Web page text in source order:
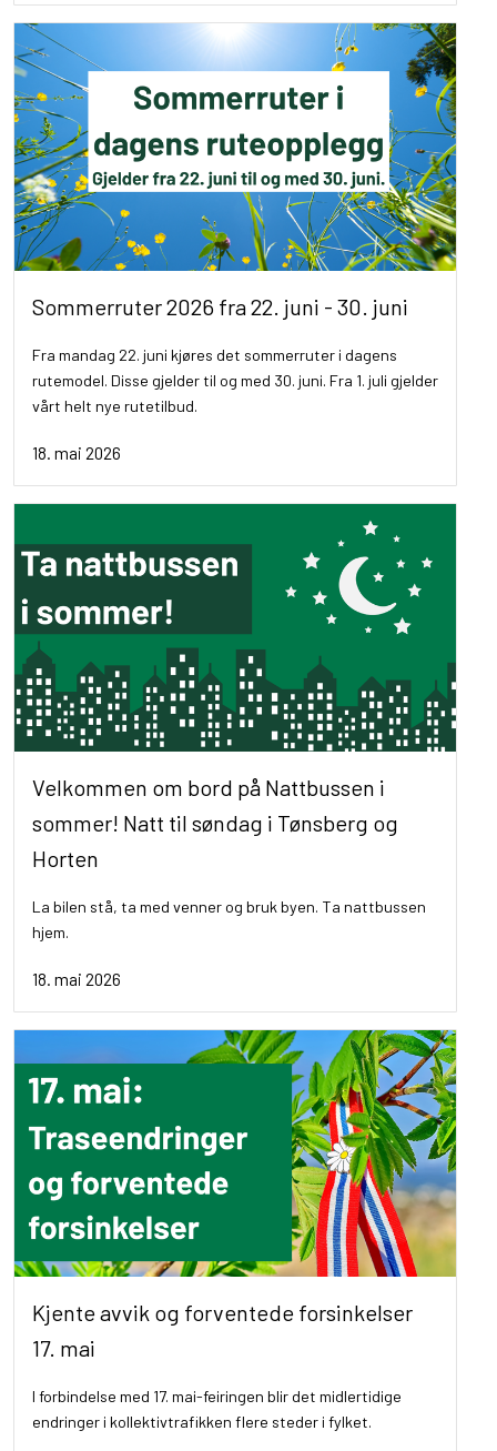
Sommerruter 2026 fra 22. juni - 30. juni
Fra mandag 22. juni kjøres det sommerruter i dagens
rutemodel. Disse gjelder til og med 30. juni. Fra 1. juli gjelder
vårt helt nye rutetilbud.
18. mai 2026
Velkommen om bord på Nattbussen i
sommer! Natt til søndag i Tønsberg og
Horten
La bilen stå, ta med venner og bruk byen. Ta nattbussen
hjem.
18. mai 2026
Kjente avvik og forventede forsinkelser
17. mai
I forbindelse med 17. mai-feiringen blir det midlertidige
endringer i kollektivtrafikken flere steder i fylket.